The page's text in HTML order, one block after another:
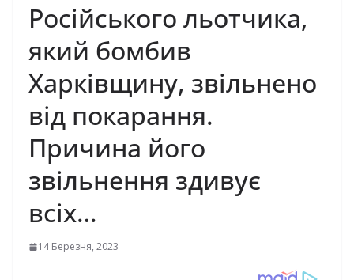
Російського льотчика,
який бомбив
Харківщину, звільнено
від покарання.
Причина його
звільнення здивує
всіх…
14 Березня, 2023